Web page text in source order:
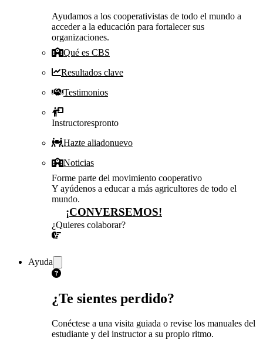
Ayudamos a los cooperativistas de todo el mundo a
acceder a la educación para fortalecer sus
organizaciones.
Qué es CBS
Resultados clave
Testimonios
Instructorespronto
Hazte aliadonuevo
Noticias
Forme parte del movimiento cooperativo
Y ayúdenos a educar a más agricultores de todo el
mundo.
¡CONVERSEMOS!
¿Quieres colaborar?
Ayuda
¿Te sientes perdido?
Conéctese a una visita guiada o revise los manuales del
estudiante y del instructor a su propio ritmo.